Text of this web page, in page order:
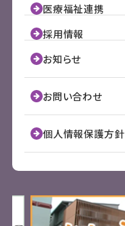
医療福祉連携
採用情報
お知らせ
お問い合わせ
個人情報保護方針